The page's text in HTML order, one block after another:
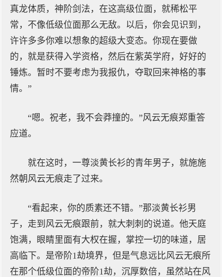
真龙体质，神阶剑法，在这高级位面，就稀松平
常，不像低级位面那么无敌。以后，你会见识到，
许许多多你难以想象的超级大变态。你现在要做
的，就是获得入学资格，然后在紫英学府，好好的
锤炼。暂时不要考虑为我报仇，夺取回来神格的事
情。”
“嗯。祝老，我不会莽撞的。”风云无痕郑重答
应道。
就在这时，一尊淡黄长衫的青年男子，就施施
然朝风云无痕走了过来。
“看起来，你的质素还不错。”那淡黄长衫男
子，走到风云无痕跟前，就大刺刺的说道。他天庭
饱满，眼睛里面有大权在握，掌控一切的味道，居
高临下。是帝阶1劫境界，但是气息远比风云无痕所
在那个低级位面的帝阶1劫，沉厚数倍，虽然站在风